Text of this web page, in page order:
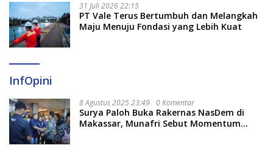
31 Juli 2026 22:15
PT Vale Terus Bertumbuh dan Melangkah
Maju Menuju Fondasi yang Lebih Kuat
InfOpini
8 Agustus 2025 23:49 0 Komentar
Surya Paloh Buka Rakernas NasDem di
Makassar, Munafri Sebut Momentum